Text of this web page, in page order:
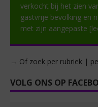
verkocht bij het zien
gastvrije bevolking en
met zijn aangepaste
→ Of zoek per rubriek |
VOLG ONS OP